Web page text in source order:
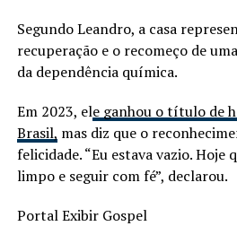
Segundo Leandro, a casa
recuperação e o recomeço de
da dependência química.
Em 2023, ele ganhou o título de
Brasil, mas diz que o
felicidade. “Eu estava vazio.
limpo e seguir com fé”, declarou.
Portal Exibir Gospel